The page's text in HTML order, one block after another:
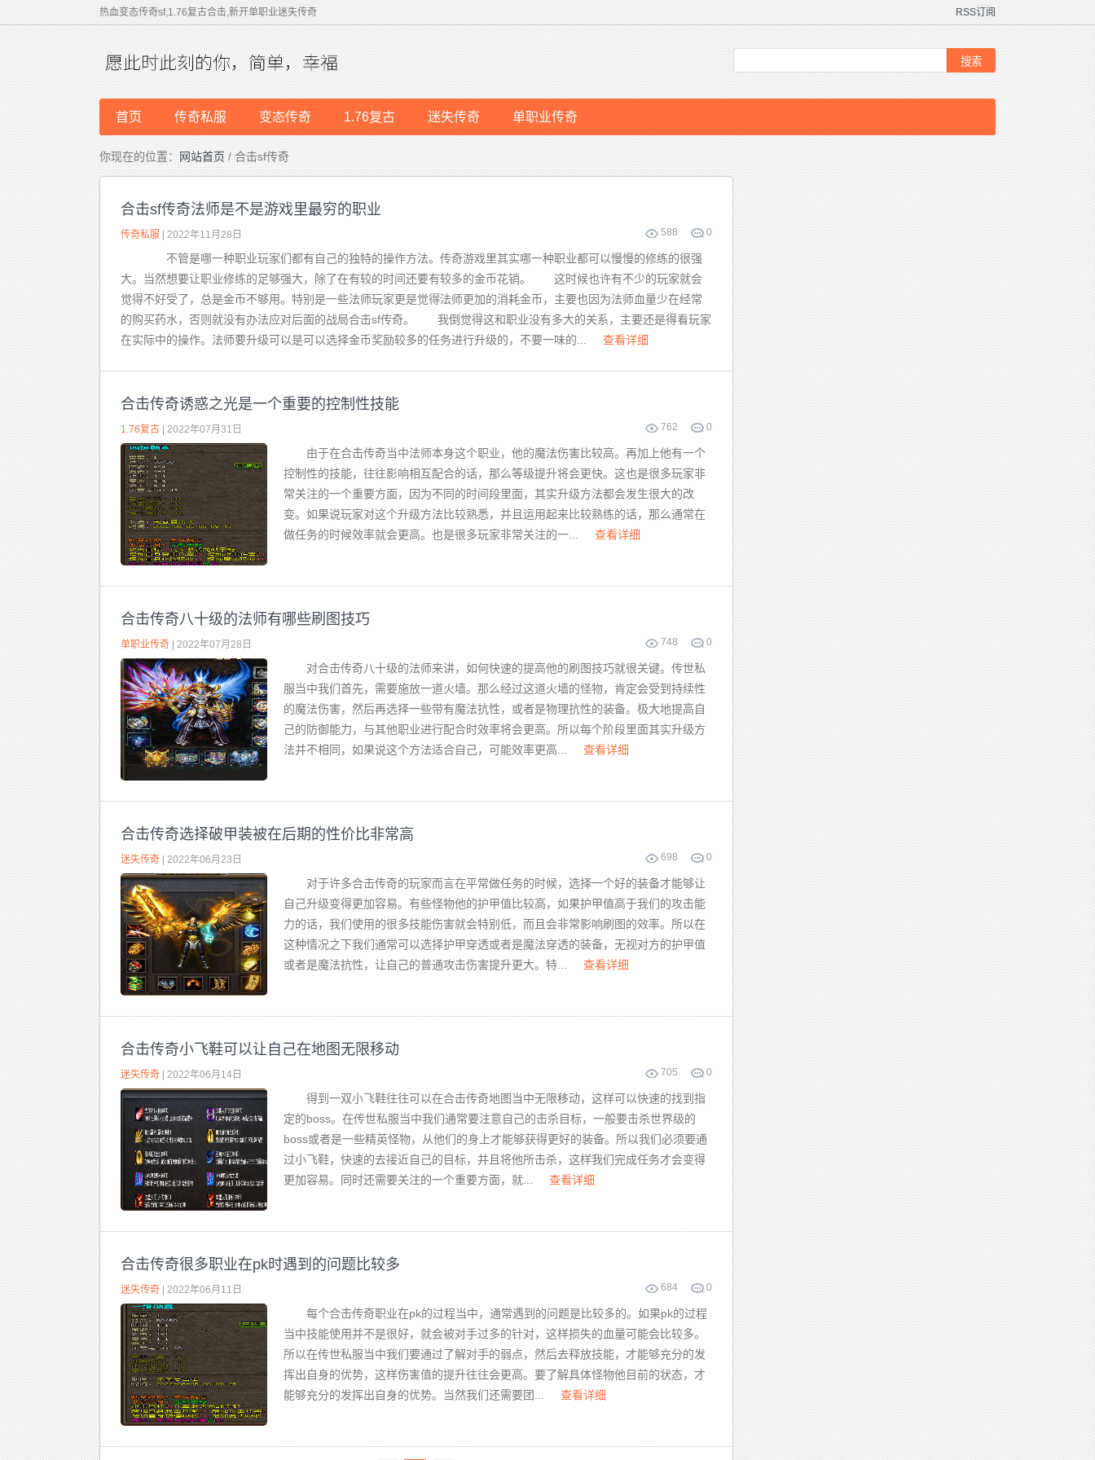
RSS订阅
热血变态传奇sf,1.76复古合击,新开单职业迷失传奇
首页 传奇私服 变态传奇 1.76复古 迷失传奇 单职业传奇
你现在的位置：网站首页/ 合击sf传奇
合击sf传奇法师是不是游戏里最穷的职业
588 0
传奇私服 | 2022年11月28日
不管是哪一种职业玩家们都有自己的独特的操作方法。传奇游戏里其实哪一种职业都可以慢慢的修练的很强
大。当然想要让职业修练的足够强大，除了在有较的时间还要有较多的金币花销。 这时候也许有不少的玩家就会
觉得不好受了，总是金币不够用。特别是一些法师玩家更是觉得法师更加的消耗金币，主要也因为法师血量少在经常
的购买药水，否则就没有办法应对后面的战局合击sf传奇。 我倒觉得这和职业没有多大的关系，主要还是得看玩家
在实际中的操作。法师要升级可以是可以选择金币奖励较多的任务进行升级的，不要一味的...
查看详细
合击传奇诱惑之光是一个重要的控制性技能
762 0
1.76复古 | 2022年07月31日
由于在合击传奇当中法师本身这个职业，他的魔法伤害比较高。再加上他有一个
控制性的技能，往往影响相互配合的话，那么等级提升将会更快。这也是很多玩家非
常关注的一个重要方面，因为不同的时间段里面，其实升级方法都会发生很大的改
变。如果说玩家对这个升级方法比较熟悉，并且运用起来比较熟练的话，那么通常在
做任务的时候效率就会更高。也是很多玩家非常关注的一...
查看详细
合击传奇八十级的法师有哪些刷图技巧
748 0
单职业传奇 | 2022年07月28日
对合击传奇八十级的法师来讲，如何快速的提高他的刷图技巧就很关键。传世私
服当中我们首先，需要施放一道火墙。那么经过这道火墙的怪物，肯定会受到持续性
的魔法伤害，然后再选择一些带有魔法抗性，或者是物理抗性的装备。极大地提高自
己的防御能力，与其他职业进行配合时效率将会更高。所以每个阶段里面其实升级方
法并不相同，如果说这个方法适合自己，可能效率更高...
查看详细
合击传奇选择破甲装被在后期的性价比非常高
698 0
迷失传奇 | 2022年06月23日
对于许多合击传奇的玩家而言在平常做任务的时候，选择一个好的装备才能够让
自己升级变得更加容易。有些怪物他的护甲值比较高，如果护甲值高于我们的攻击能
力的话，我们使用的很多技能伤害就会特别低，而且会非常影响刷图的效率。所以在
这种情况之下我们通常可以选择护甲穿透或者是魔法穿透的装备，无视对方的护甲值
或者是魔法抗性，让自己的普通攻击伤害提升更大。特...
查看详细
合击传奇小飞鞋可以让自己在地图无限移动
705 0
迷失传奇 | 2022年06月14日
得到一双小飞鞋往往可以在合击传奇地图当中无限移动，这样可以快速的找到指
定的boss。在传世私服当中我们通常要注意自己的击杀目标，一般要击杀世界级的
boss或者是一些精英怪物，从他们的身上才能够获得更好的装备。所以我们必须要通
过小飞鞋，快速的去接近自己的目标，并且将他所击杀，这样我们完成任务才会变得
更加容易。同时还需要关注的一个重要方面，就...
查看详细
合击传奇很多职业在pk时遇到的问题比较多
684 0
迷失传奇 | 2022年06月11日
每个合击传奇职业在pk的过程当中，通常遇到的问题是比较多的。如果pk的过程
当中技能使用并不是很好，就会被对手过多的针对，这样损失的血量可能会比较多。
所以在传世私服当中我们要通过了解对手的弱点，然后去释放技能，才能够充分的发
挥出自身的优势，这样伤害值的提升往往会更高。要了解具体怪物他目前的状态，才
能够充分的发挥出自身的优势。当然我们还需要团...
查看详细